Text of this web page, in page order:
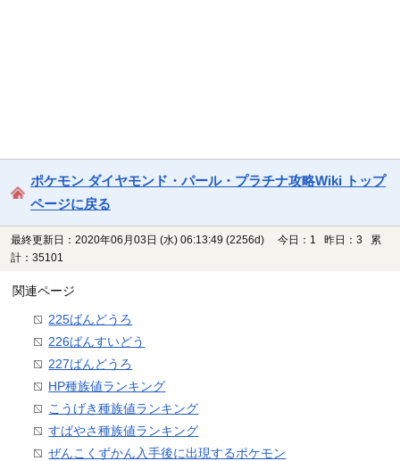
ポケモン ダイヤモンド・パール・プラチナ攻略Wiki トップ
ページに戻る
最終更新日：2020年06月03日 (水) 06:13:49 (2256d)
今日：1 昨日：3 累
計：35101
関連ページ
225ばんどうろ
226ばんすいどう
227ばんどうろ
HP種族値ランキング
こうげき種族値ランキング
すばやさ種族値ランキング
ぜんこくずかん入手後に出現するポケモン